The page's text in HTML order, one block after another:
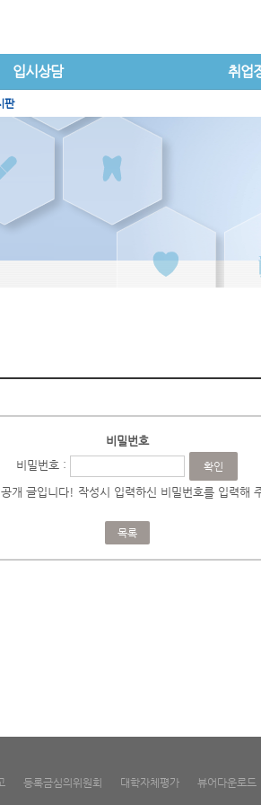
입시상담
판
취업
비밀번호
비밀번호 :
개 글입니다! 작성시 입력하신 비밀번호를 입력해
목록
등록금심의위원회 대학자체평가
뷰어다운로드